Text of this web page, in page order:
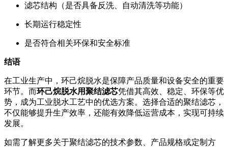
滤芯结构（是否具备反洗、自动清洗等功能）
长期运行稳定性
是否符合相关环保和安全标准
结语
在工业生产中，环己烷脱水是保障产品质量和设备安全的重要
环节。而环己烷脱水用聚结滤芯凭借其高效、稳定、环保等优
势，成为工业脱水工艺中的优选方案。选择合适的聚结滤芯，
不仅能够提升生产效率，还能有效降低运营成本，实现可持续
发展。
如需了解更多关于聚结滤芯的技术参数、产品规格或定制方